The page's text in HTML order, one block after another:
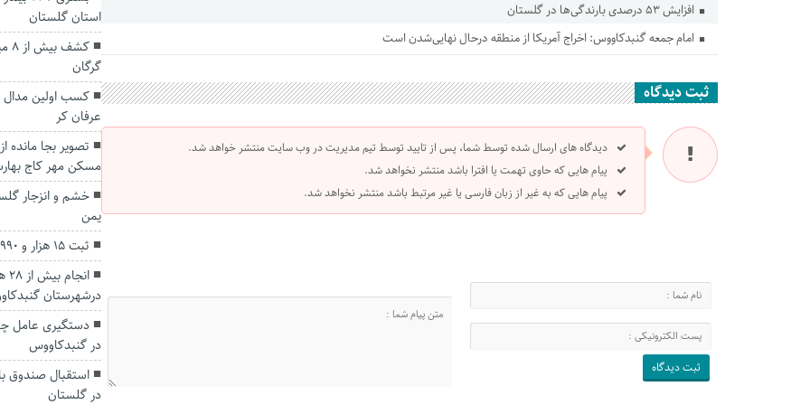
افزایش ۵۳ درصدی بارندگی‌ها در گلستان
امام جمعه گنبدکاووس: اخراج آمریکا از منطقه درحال نهایی‌شدن است
ثبت دیدگاه
دیدگاه های ارسال شده توسط شما، پس از تایید توسط تیم مدیریت در وب سایت منتشر خواهد شد.
پیام هایی که حاوی تهمت یا افترا باشد منتشر نخواهد شد.
پیام هایی که به غیر از زبان فارسی یا غیر مرتبط باشد منتشر نخواهد شد.
استان گلستان
گرگان
کسب اولین مدال
عرفان کر
تصویر بجا
مسکن مهر کاج
خشم و انزجار
یمن
ثبت ۱۵ هزار و ۹۹۰ واقعه ولادت در گلستان
درشهرستان
دستگیری عامل
در گنبدکاووس
استقبال صندوق
در گلستان